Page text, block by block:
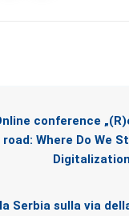
conference
road: Where Do We
Serbia sulla via